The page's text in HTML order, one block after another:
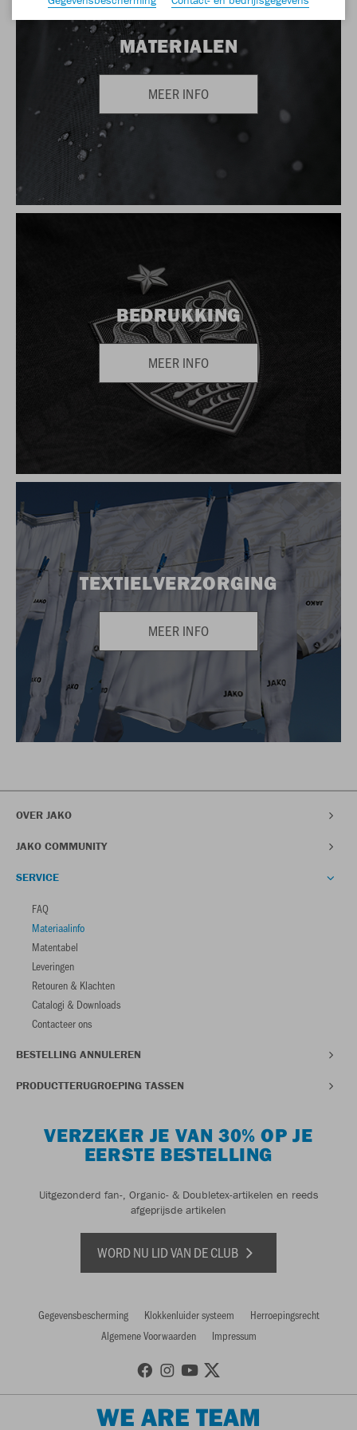
MATERIALEN
MEER INFO
BEDRUKKING
MEER INFO
TEXTIELVERZORGING
MEER INFO
OVER JAKO
JAKO COMMUNITY
SERVICE
FAQ
Materiaalinfo
Matentabel
Leveringen
Retouren & Klachten
Catalogi & Downloads
Contacteer ons
BESTELLING ANNULEREN
PRODUCTTERUGROEPING TASSEN
VERZEKER JE VAN 30% OP JE
EERSTE BESTELLING
Uitgezonderd fan-, Organic- & Doubletex-artikelen en reeds
afgeprijsde artikelen
WORD NU LID VAN DE CLUB
Gegevensbescherming Klokkenluider systeem
Herroepingsrecht
Algemene Voorwaarden
Impressum
WE ARE TEAM